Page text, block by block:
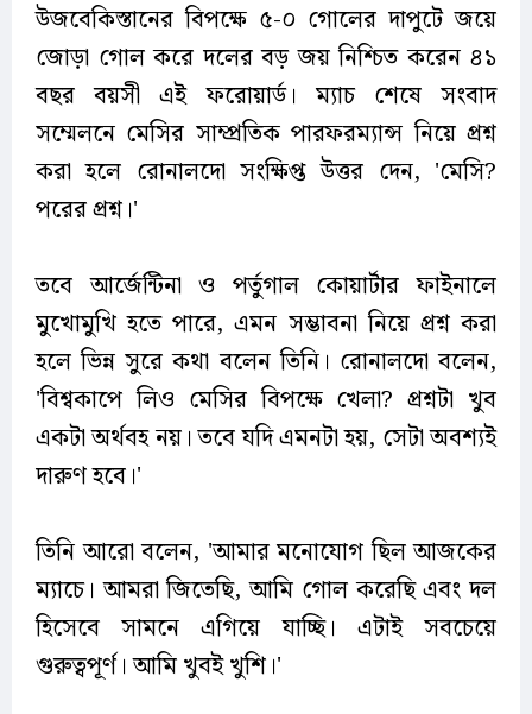
উজবেকিস্তানের বিপক্ষে ৫-০ গোলের দাপুটে জয়ে
জোড়া গোল করে দলের বড় জয় নিশ্চিত করেন ৪১
বছর বয়সী এই ফরোয়ার্ড। ম্যাচ শেষে সংবাদ
সম্মেলনে মেসির সাম্প্রতিক পারফরম্যান্স নিয়ে প্রশ্ন
করা হলে রোনালদো সংক্ষিপ্ত উত্তর দেন, 'মেসি?
পরের প্রশ্ন।'
তবে আর্জেন্টিনা ও পর্তুগাল কোয়ার্টার ফাইনালে
মুখোমুখি হতে পারে, এমন সম্ভাবনা নিয়ে প্রশ্ন করা
হলে ভিন্ন সুরে কথা বলেন তিনি। রোনালদো বলেন,
'বিশ্বকাপে লিও মেসির বিপক্ষে খেলা? প্রশ্নটা খুব
একটা অর্থবহ নয়। তবে যদি এমনটা হয়, সেটা অবশ্যই
দারুণ হবে।'
তিনি আরো বলেন, 'আমার মনোযোগ ছিল আজকের
ম্যাচে। আমরা জিতেছি, আমি গোল করেছি এবং দল
হিসেবে সামনে এগিয়ে যাচ্ছি। এটাই সবচেয়ে
গুরুত্বপূর্ণ। আমি খুবই খুশি।'